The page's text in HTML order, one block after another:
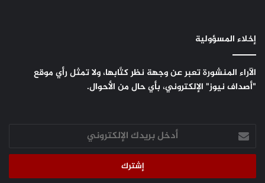
إخلاء المسؤولية
الآراء المنشورة تعبر عن وجهة نظر كتَّابها، ولا تمثل رأي موقع
"أصداف نيوز" الإلكتروني، بأي حال من الأحوال.
أدخل
بريدك
الإلكتروني